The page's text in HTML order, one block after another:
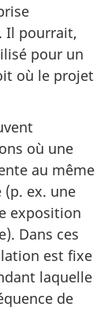
Il pourrait,
pour un
où le projet
où une
au même
ex. une
exposition
Dans ces
est fixe
laquelle
de